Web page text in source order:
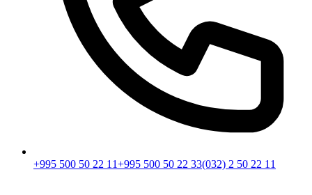
+995 500 50 22 11+995 500 50 22 33(032) 2 50 22 11